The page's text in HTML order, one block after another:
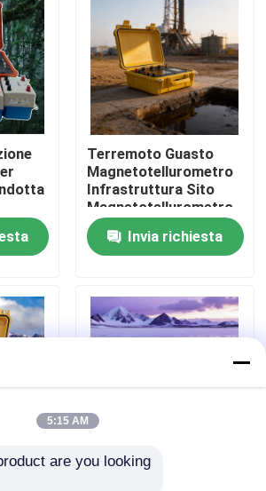
di esplorazione
di resistività
geofisica
Terremoto Guasto
Magnetotellurometro
Infrastruttura Sito
Magnetotellurometro
Invia richiesta
Dispositivi per la
5:15 AM
are you looking